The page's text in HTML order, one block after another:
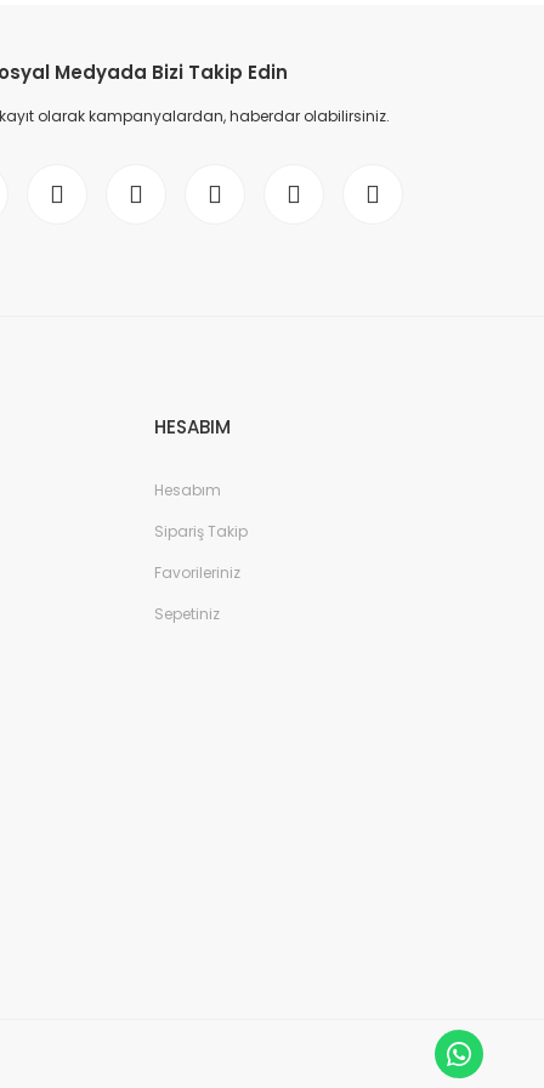
Medyada Bizi Takip Edin
olarak kampanyalardan, haberdar olabilirsiniz.
HESABIM
Hesabım
Sipariş Takip
Favorileriniz
Sepetiniz